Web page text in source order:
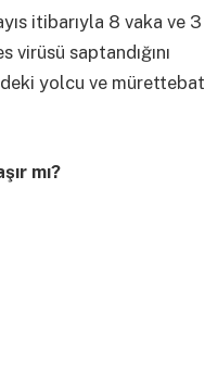
itibarıyla 8 vaka ve 3
saptandığını
yolcu ve mürettebat
mı?